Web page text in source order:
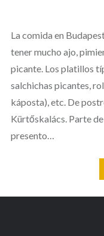
La comida en
tener mucho ajo,
picante. Los platillos
salchichas picantes,
káposta), etc. De
Kürtőskalács. Parte
presento…